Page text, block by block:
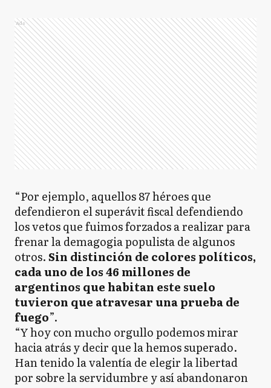
Ads
“Por ejemplo, aquellos 87 héroes que
defendieron el superávit fiscal defendiendo
los vetos que fuimos forzados a realizar para
frenar la demagogia populista de algunos
otros.Sin distinción de colores políticos,
cada uno de los 46 millones de
argentinos que habitan este suelo
tuvieron que atravesar una prueba de
fuego”.
“Y hoy con mucho orgullo podemos mirar
hacia atrás y decir que la hemos superado.
Han tenido la valentía de elegir la libertad
por sobre la servidumbre y así abandonaron